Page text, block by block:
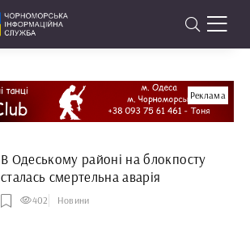
Реклама
В Одеському районі на блокпосту
сталась смертельна аварія
402 Новини